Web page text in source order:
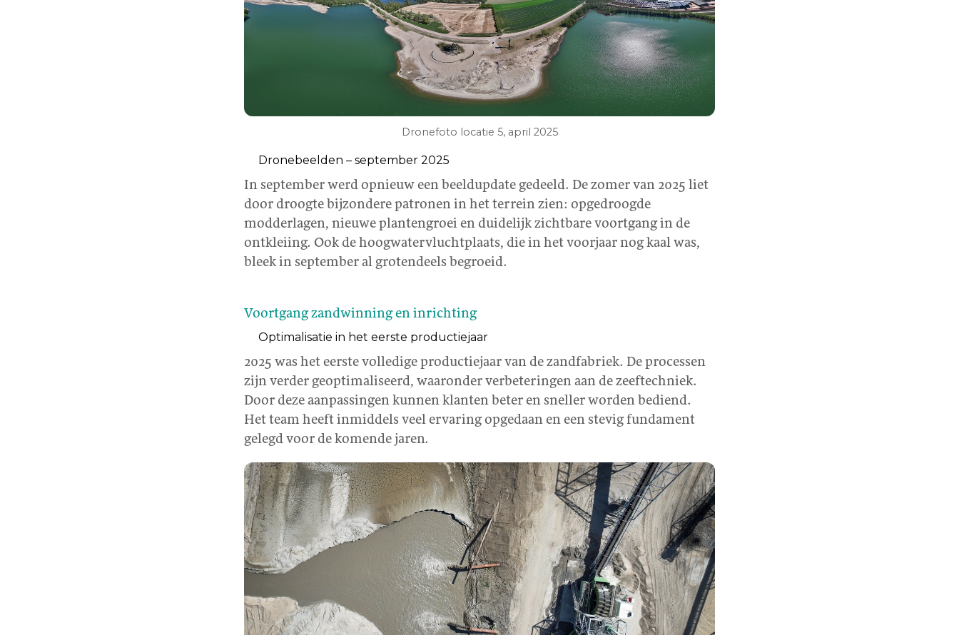
Dronefoto locatie 5, april 2025
Dronebeelden – september 2025
In september werd opnieuw een beeldupdate gedeeld. De zomer van 2025 liet
door droogte bijzondere patronen in het terrein zien: opgedroogde
modderlagen, nieuwe plantengroei en duidelijk zichtbare voortgang in de
ontkleiing. Ook de hoogwatervluchtplaats, die in het voorjaar nog kaal was,
bleek in september al grotendeels begroeid.
Voortgang zandwinning en inrichting
Optimalisatie in het eerste productiejaar
2025 was het eerste volledige productiejaar van de zandfabriek. De processen
zijn verder geoptimaliseerd, waaronder verbeteringen aan de zeeftechniek.
Door deze aanpassingen kunnen klanten beter en sneller worden bediend.
Het team heeft inmiddels veel ervaring opgedaan en een stevig fundament
gelegd voor de komende jaren.